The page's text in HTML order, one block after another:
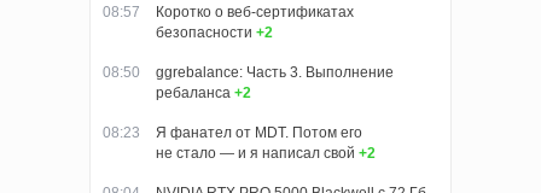
08:57
Коротко о веб-сертификатах
безопасности +2
08:50
ggrebalance: Часть 3. Выполнение
ребаланса +2
08:23
Я фанател от MDT. Потом его
не стало — и я написал свой +2